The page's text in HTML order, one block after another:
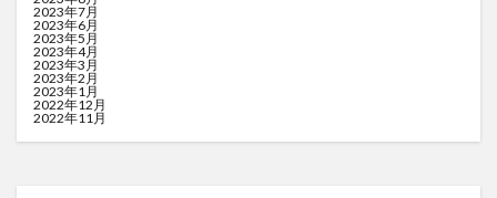
2023年7月
2023年6月
2023年5月
2023年4月
2023年3月
2023年2月
2023年1月
2022年12月
2022年11月